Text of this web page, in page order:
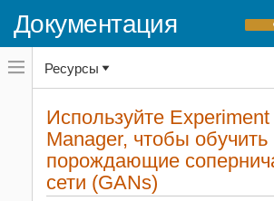
Документация
Переключатель
навигационного
меню
переключатель
навигационного
Deep Learning Toolbox
Настройка и визуализация глубокого
обучения
Приложение Experiment Manager
Ресурсы
Используйте Experiment
Manager, чтобы обучить
порождающие
сети (GANs)